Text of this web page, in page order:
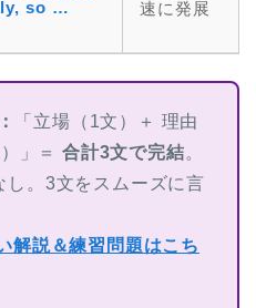
so …
速に発展
「立場（1文）＋ 理由
」＝ 合計3文で完結。
し。3文をスムーズに言
解説＆練習問題はこち